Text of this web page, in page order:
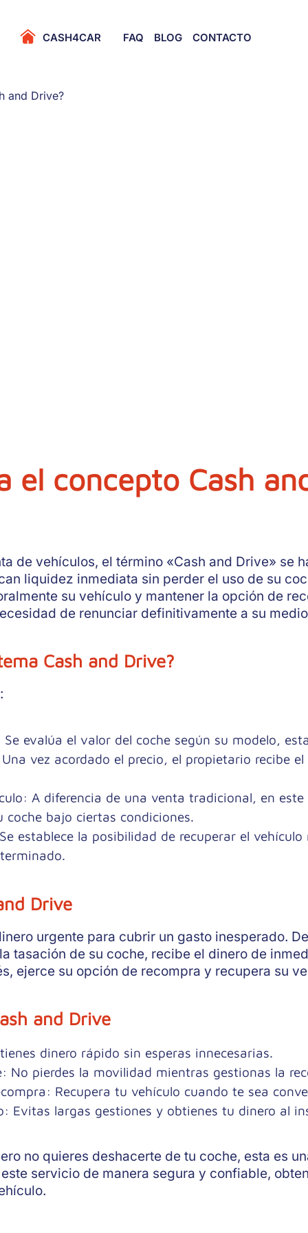
CASH4CAR FAQ BLOG CONTACTO
and Drive?
el concepto Cash
de vehículos, el término «Cash and Drive» se
liquidez inmediata sin perder el uso de su
su vehículo y mantener la opción de
de renunciar definitivamente a su
Cash and Drive?
Se evalúa el valor del coche según su modelo,
vez acordado el precio, el propietario recibe
: A diferencia de una venta tradicional, en
coche bajo ciertas condiciones.
establece la posibilidad de recuperar el
Drive
urgente para cubrir un gasto inesperado.
tasación de su coche, recibe el dinero de
ejerce su opción de recompra y recupera su
and Drive
dinero rápido sin esperas innecesarias.
: No pierdes la movilidad mientras gestionas la
: Recupera tu vehículo cuando te sea
: Evitas largas gestiones y obtienes tu dinero al
no quieres deshacerte de tu coche, esta es
servicio de manera segura y confiable,